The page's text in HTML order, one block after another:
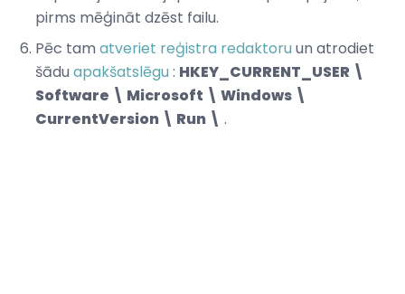
pirms mēģināt dzēst failu.
Pēc tam atveriet reģistra redaktoruun atrodiet
šādu apakšatslēgu: HKEY_CURRENT_USER \
Software \ Microsoft \ Windows \
CurrentVersion \ Run \ .